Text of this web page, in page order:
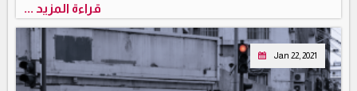
قراءة المزيد ...
Jan 22, 2021